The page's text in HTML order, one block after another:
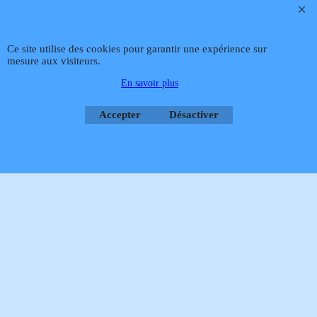
Rétractation
Boutique en ligne créés
Ce site utilise des cookies pour garantir une expérience sur
mesure aux visiteurs.
En savoir plus
Accepter Désactiver